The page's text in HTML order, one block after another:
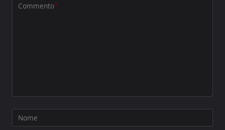
Commento*
Nome